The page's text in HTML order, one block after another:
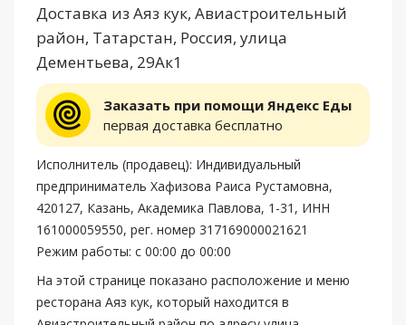
Доставка из Аяз кук, Авиастроительный
район, Татарстан, Россия, улица
Дементьева, 29Ак1
Заказать при помощи Яндекс Еды
первая доставка бесплатно
Исполнитель (продавец): Индивидуальный
предприниматель Хафизова Раиса Рустамовна,
420127, Казань, Академика Павлова, 1-31, ИНН
161000059550, рег. номер 317169000021621
Режим работы: с 00:00 до 00:00
На этой странице показано расположение и меню
ресторана Аяз кук, который находится в